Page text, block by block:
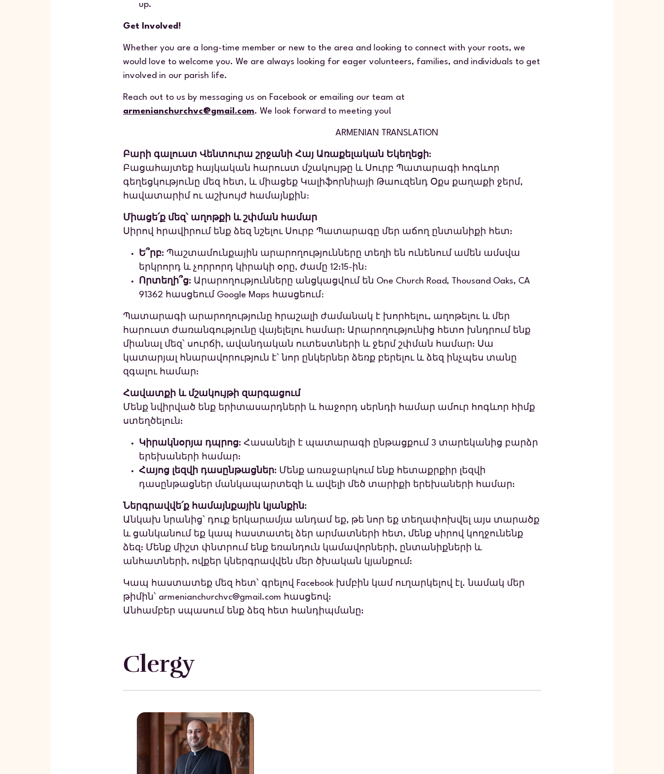
up.
Get Involved!
Whether you are a long-time member or new to the area and looking to connect with your roots, we
would love to welcome you. We are always looking for eager volunteers, families, and individuals to get
involved in our parish life.
Reach out to us by messaging us on Facebook or emailing our team at
armenianchurchvc@gmail.com. We look forward to meeting you!
ARMENIAN TRANSLATION
Բարի գալուստ Վենտուրա շրջանի Հայ Առաքելական Եկեղեցի:
Բացահայտեք հայկական հարուստ մշակույթը և Սուրբ Պատարագի հոգևոր
գեղեցկությունը մեզ հետ, և միացեք Կալիֆորնիայի Թաուզենդ Օքս քաղաքի ջերմ,
հավատարիմ ու աշխույժ համայնքին։
Միացե՛ք մեզ՝ աղոթքի և շփման համար
Սիրով հրավիրում ենք ձեզ նշելու Սուրբ Պատարագը մեր աճող ընտանիքի հետ:
Ե՞րբ: Պաշտամունքային արարողությունները տեղի են ունենում ամեն ամսվա
երկրորդ և չորրորդ կիրակի օրը, ժամը 12:15-ին։
Որտեղի՞ց: Արարողությունները անցկացվում են One Church Road, Thousand Oaks, CA
91362 հասցեում Google Maps հասցեում։
Պատարագի արարողությունը հրաշալի ժամանակ է խորհելու, աղոթելու և մեր
հարուստ ժառանգությունը վայելելու համար: Արարողությունից հետո խնդրում ենք
միանալ մեզ՝ սուրճի, ավանդական ուտեստների և ջերմ շփման համար: Սա
կատարյալ հնարավորություն է՝ նոր ընկերներ ձեռք բերելու և ձեզ ինչպես տանը
զգալու համար:
Հավատքի և մշակույթի զարգացում
Մենք նվիրված ենք երիտասարդների և հաջորդ սերնդի համար ամուր հոգևոր հիմք
ստեղծելուն:
Կիրակնօրյա դպրոց: Հասանելի է պատարագի ընթացքում 3 տարեկանից բարձր
երեխաների համար:
Հայոց լեզվի դասընթացներ: Մենք առաջարկում ենք հետաքրքիր լեզվի
դասընթացներ մանկապարտեզի և ավելի մեծ տարիքի երեխաների համար:
Ներգրավվե՛ք համայնքային կյանքին:
Անկախ նրանից՝ դուք երկարամյա անդամ եք, թե նոր եք տեղափոխվել այս տարածք
և ցանկանում եք կապ հաստատել ձեր արմատների հետ, մենք սիրով կողջունենք
ձեզ: Մենք միշտ փնտրում ենք եռանդուն կամավորների, ընտանիքների և
անհատների, ովքեր կներգրավվեն մեր ծխական կյանքում:
Կապ հաստատեք մեզ հետ՝ գրելով Facebook խմբին կամ ուղարկելով էլ. նամակ մեր
թիմին՝ armenianchurchvc@gmail.com հասցեով:
Անհամբեր սպասում ենք ձեզ հետ հանդիպմանը:
Clergy